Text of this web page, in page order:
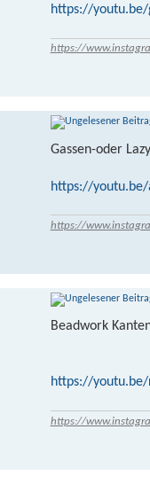
https://youtu.be/
https://
Gassen-oder
https://youtu.be/
https://
Beadwork
https://youtu.be/
https://